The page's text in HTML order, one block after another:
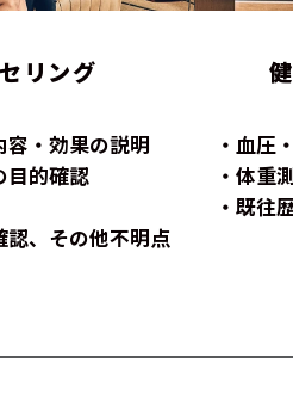
リング
容・効果の説明
目的確認
、その他不明点
血圧
体重
既往